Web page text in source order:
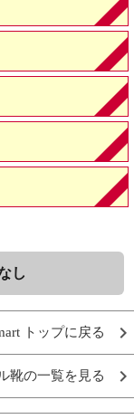
し
トップに戻る
靴の一覧を見る